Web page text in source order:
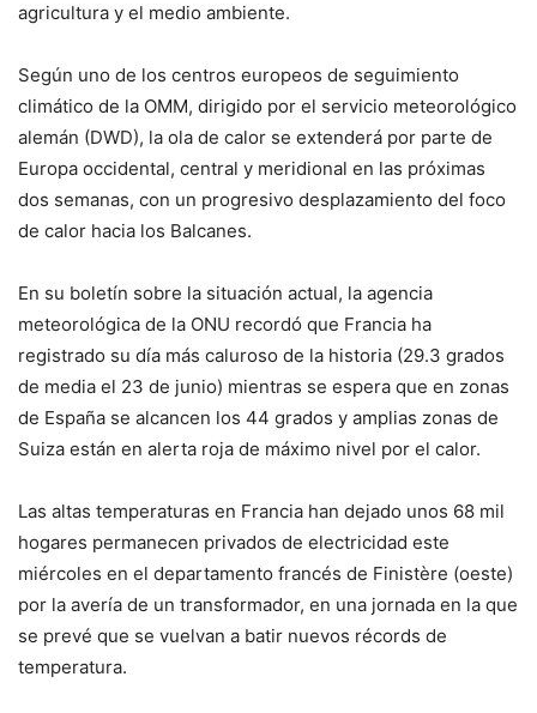
agricultura y el medio ambiente.
Según uno de los centros europeos de seguimiento
climático de la OMM, dirigido por el servicio meteorológico
alemán (DWD), la ola de calor se extenderá por parte de
Europa occidental, central y meridional en las próximas
dos semanas, con un progresivo desplazamiento del foco
de calor hacia los Balcanes.
En su boletín sobre la situación actual, la agencia
meteorológica de la ONU recordó que Francia ha
registrado su día más caluroso de la historia (29.3 grados
de media el 23 de junio) mientras se espera que en zonas
de España se alcancen los 44 grados y amplias zonas de
Suiza están en alerta roja de máximo nivel por el calor.
Las altas temperaturas en Francia han dejado unos 68 mil
hogares permanecen privados de electricidad este
miércoles en el departamento francés de Finistère (oeste)
por la avería de un transformador, en una jornada en la que
se prevé que se vuelvan a batir nuevos récords de
temperatura.